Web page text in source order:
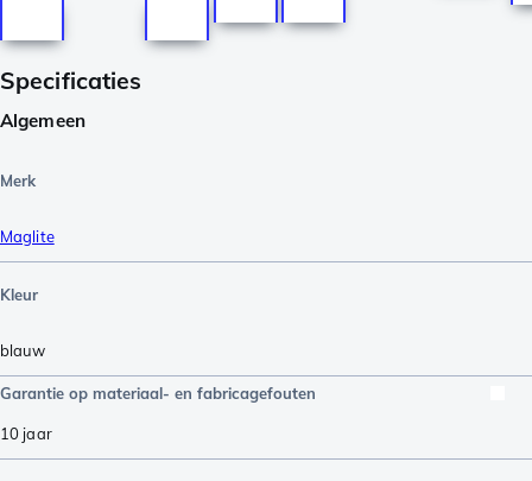
Specificaties
Algemeen
Merk
Maglite
Kleur
blauw
Garantie op materiaal- en fabricagefouten
10 jaar